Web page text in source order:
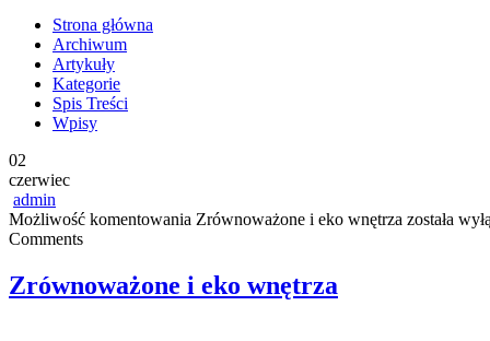
Strona główna
Archiwum
Artykuły
Kategorie
Spis Treści
Wpisy
02
czerwiec
admin
Możliwość komentowania Zrównoważone i eko wnętrza została
Comments
Zrównoważone i eko wnętrza